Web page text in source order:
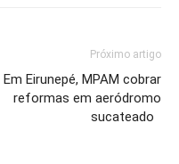
Próximo artigo
Em Eirunepé, MPAM cobrar
reformas em aeródromo
sucateado